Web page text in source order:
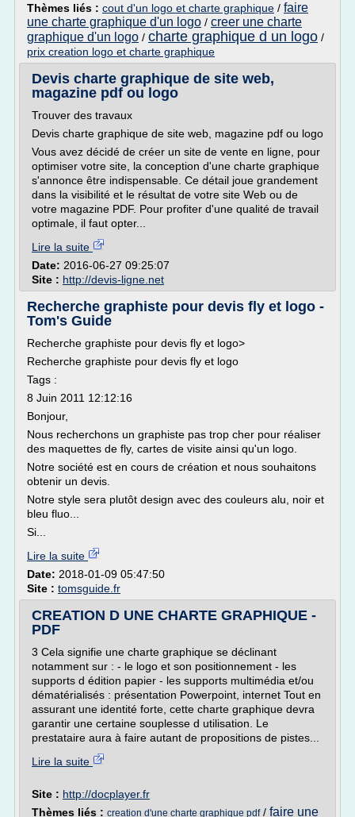
Thèmes liés : cout d'un logo et charte graphique / faire
une charte graphique d'un logo / creer une charte
graphique d'un logo / charte graphique d un logo /
prix creation logo et charte graphique
Devis charte graphique de site web,
magazine pdf ou logo
Trouver des travaux
Devis charte graphique de site web, magazine pdf ou logo
Vous avez décidé de créer un site de vente en ligne, pour
optimiser votre site, la conception d'une charte graphique
s'annonce être indispensable. Ce détail joue grandement
dans la visibilité et le résultat de votre site Web ou de
votre magazine PDF. Pour profiter d'une qualité de travail
optimale, il faut opter...
Lire la suite
Date: 2016-06-27 09:25:07
Site : http://devis-ligne.net
Recherche graphiste pour devis fly et logo -
Tom's Guide
Recherche graphiste pour devis fly et logo>
Recherche graphiste pour devis fly et logo
Tags :
8 Juin 2011 12:12:16
Bonjour,
Nous recherchons un graphiste pas trop cher pour réaliser
des maquettes de fly, cartes de visite ainsi qu'un logo.
Notre société est en cours de création et nous souhaitons
obtenir un devis.
Notre style sera plutôt design avec des couleurs alu, noir et
bleu fluo...
Si...
Lire la suite
Date: 2018-01-09 05:47:50
Site : tomsguide.fr
CREATION D UNE CHARTE GRAPHIQUE -
PDF
3 Cela signifie une charte graphique se déclinant
notamment sur : - le logo et son positionnement - les
supports d édition papier - les supports multimédia et/ou
dématérialisés : présentation Powerpoint, internet Tout en
assurant une identité forte, cette charte graphique devra
garantir une certaine souplesse d utilisation. Le
prestataire aura à faire autant de propositions de pistes...
Lire la suite
Site : http://docplayer.fr
Thèmes liés : creation d'une charte graphique pdf/ faire une